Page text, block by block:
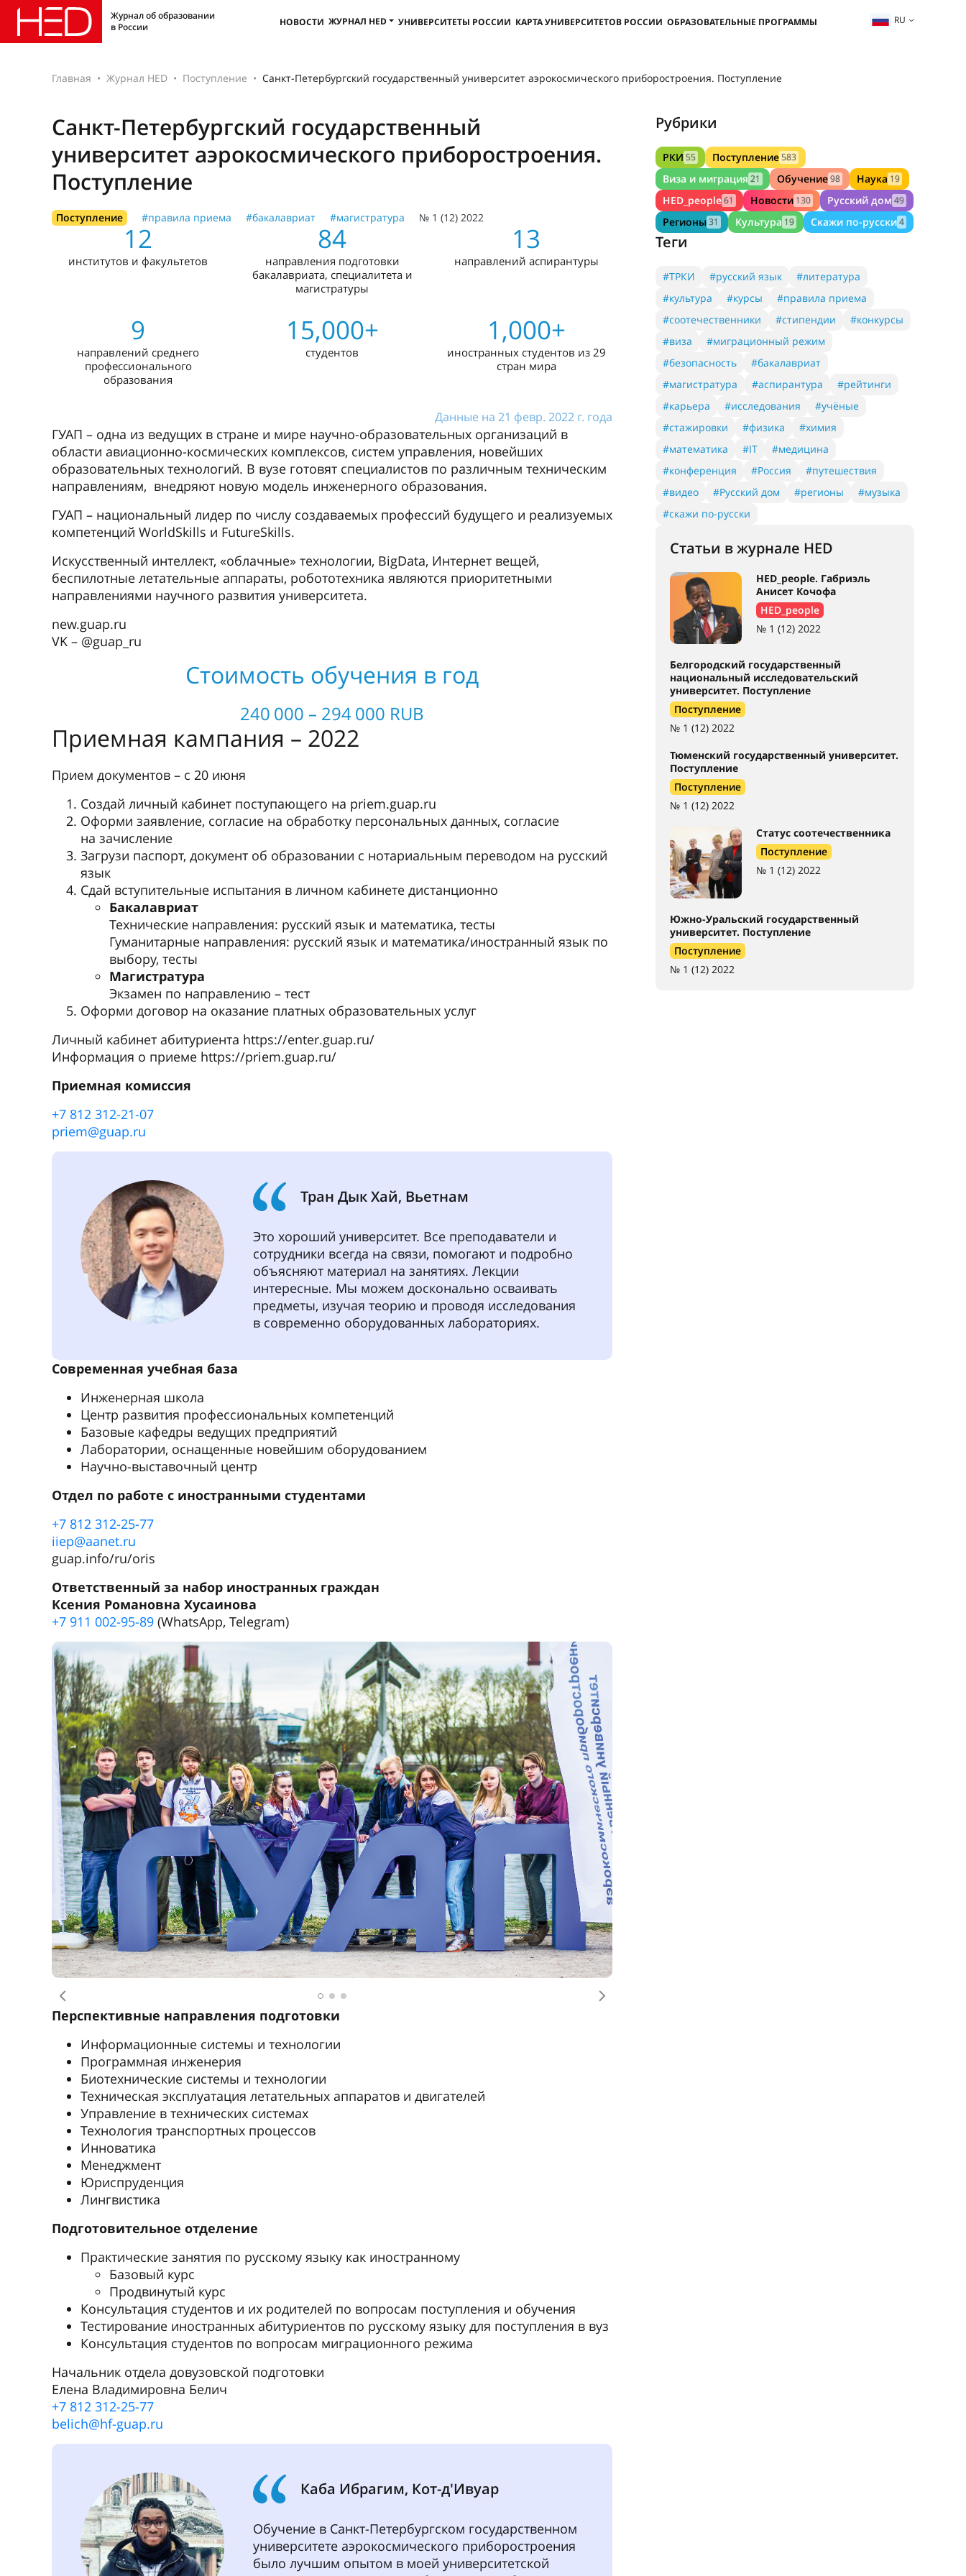
Журнал об образовании
в России
НОВОСТИ ЖУРНАЛ HED УНИВЕРСИТЕТЫ РОССИИ КАРТА УНИВЕРСИТЕТОВ РОССИИ ОБРАЗОВАТЕЛЬНЫЕ ПРОГРАММЫ RU
Главная Журнал HED Поступление Санкт-Петербургский государственный университет аэрокосмического приборостроения. Поступление
Санкт-Петербургский государственный
университет аэрокосмического приборостроения.
Поступление
Поступление #правила приема #бакалавриат #магистратура № 1 (12) 2022
12
институтов и факультетов
84
направления подготовки
бакалавриата, специалитета и
магистратуры
13
направлений аспирантуры
9
направлений среднего
профессионального
образования
15,000+
студентов
1,000+
иностранных студентов из 29
стран мира
Данные на 21 февр. 2022 г. года
ГУАП – одна из ведущих в стране и мире научно-образовательных организаций в
области авиационно-космических комплексов, систем управления, новейших
образовательных технологий. В вузе готовят специалистов по различным техническим
направлениям, внедряют новую модель инженерного образования.
ГУАП – национальный лидер по числу создаваемых профессий будущего и реализуемых
компетенций WorldSkills и FutureSkills.
Искусственный интеллект, «облачные» технологии, BigData, Интернет вещей,
беспилотные летательные аппараты, робототехника являются приоритетными
направлениями научного развития университета.
new.guap.ru
VK – @guap_ru
Стоимость обучения в год
240 000 – 294 000 RUB
Приемная кампания – 2022
Прием документов – с 20 июня
Создай личный кабинет поступающего на priem.guap.ru
Оформи заявление, согласие на обработку персональных данных, согласие
на зачисление
Загрузи паспорт, документ об образовании с нотариальным переводом на русский
язык
Сдай вступительные испытания в личном кабинете дистанционно
Бакалавриат
Технические направления: русский язык и математика, тесты
Гуманитарные направления: русский язык и математика/иностранный язык по
выбору, тесты
Магистратура
Экзамен по направлению – тест
Оформи договор на оказание платных образовательных услуг
Личный кабинет абитуриента https://enter.guap.ru/
Информация о приеме https://priem.guap.ru/
Приемная комиссия
+7 812 312-21-07
priem@guap.ru
Тран Дык Хай, Вьетнам
Это хороший университет. Все преподаватели и
сотрудники всегда на связи, помогают и подробно
объясняют материал на занятиях. Лекции
интересные. Мы можем досконально осваивать
предметы, изучая теорию и проводя исследования
в современно оборудованных лабораториях.
Современная учебная база
Инженерная школа
Центр развития профессиональных компетенций
Базовые кафедры ведущих предприятий
Лаборатории, оснащенные новейшим оборудованием
Научно-выставочный центр
Отдел по работе с иностранными студентами
+7 812 312-25-77
iiep@aanet.ru
guap.info/ru/oris
Ответственный за набор иностранных граждан
Ксения Романовна Хусаинова
+7 911 002-95-89 (WhatsApp, Telegram)
Предыдущее
Перспективные направления подготовки
Информационные системы и технологии
Программная инженерия
Биотехнические системы и технологии
Техническая эксплуатация летательных аппаратов и двигателей
Управление в технических системах
Технология транспортных процессов
Инноватика
Менеджмент
Юриспруденция
Лингвистика
Подготовительное отделение
Практические занятия по русскому языку как иностранному
Базовый курс
Продвинутый курс
Консультация студентов и их родителей по вопросам поступления и обучения
Тестирование иностранных абитуриентов по русскому языку для поступления в вуз
Консультация студентов по вопросам миграционного режима
Начальник отдела довузовской подготовки
Елена Владимировна Белич
+7 812 312-25-77
belich@hf-guap.ru
университете аэрокосмического приборостроения
жизни. Я получил степень бакалавра в области
комплексов.
После окончания обучения в ГУАП меня приняли в
Франции (Тулуза), первую авиационную школу в
необходимые для продвижения в области
международной аэронавтики. Преподаватели и
руководство вуза отлично ладят со студентами.
Для успеха студентов делается все!
Я рекомендую ГУАП и конкретно эту специальность
всем, кто стремится к карьере в области
Рубрики
РКИ 55 Поступление583
Виза и миграция 21 Обучение98 Наука 19
HED_people61 Новости 130 Русский дом 49
Регионы31 Культура 19 Скажи по-русски4
Теги
#ТРКИ #русский язык
#литература
#культура
#курсы
#правила приема
#соотечественники
#стипендии
#конкурсы
#виза
#миграционный режим
#безопасность
#бакалавриат
#магистратура
#аспирантура
#рейтинги
#карьера
#исследования
#учёные
#стажировки
#физика
#химия
#математика
#IT
#медицина
#конференция
#Россия
#путешествия
#видео
#Русский дом #регионы
#музыка
#скажи по-русски
Статьи в журнале HED
HED_people. Габриэль
Анисет Кочофа
HED_people
№ 1 (12) 2022
Белгородский государственный
национальный исследовательский
университет. Поступление
Поступление
№ 1 (12) 2022
Тюменский государственный университет.
Поступление
Поступление
№ 1 (12) 2022
Статус соотечественника
Поступление
№ 1 (12) 2022
Южно-Уральский государственный
университет. Поступление
Поступление
№ 1 (12) 2022